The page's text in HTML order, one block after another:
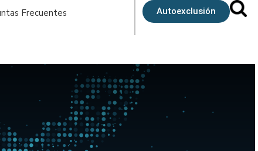
Frecuentes Autoexclusión